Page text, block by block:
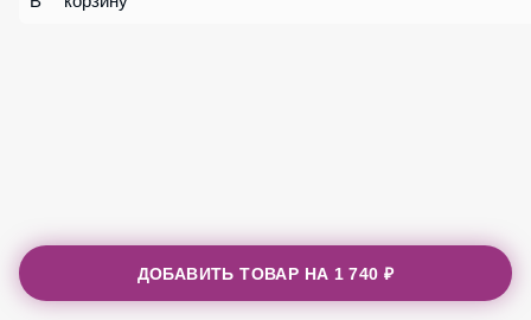
В корзину
ДОБАВИТЬ ТОВАР НА 1 740 ₽